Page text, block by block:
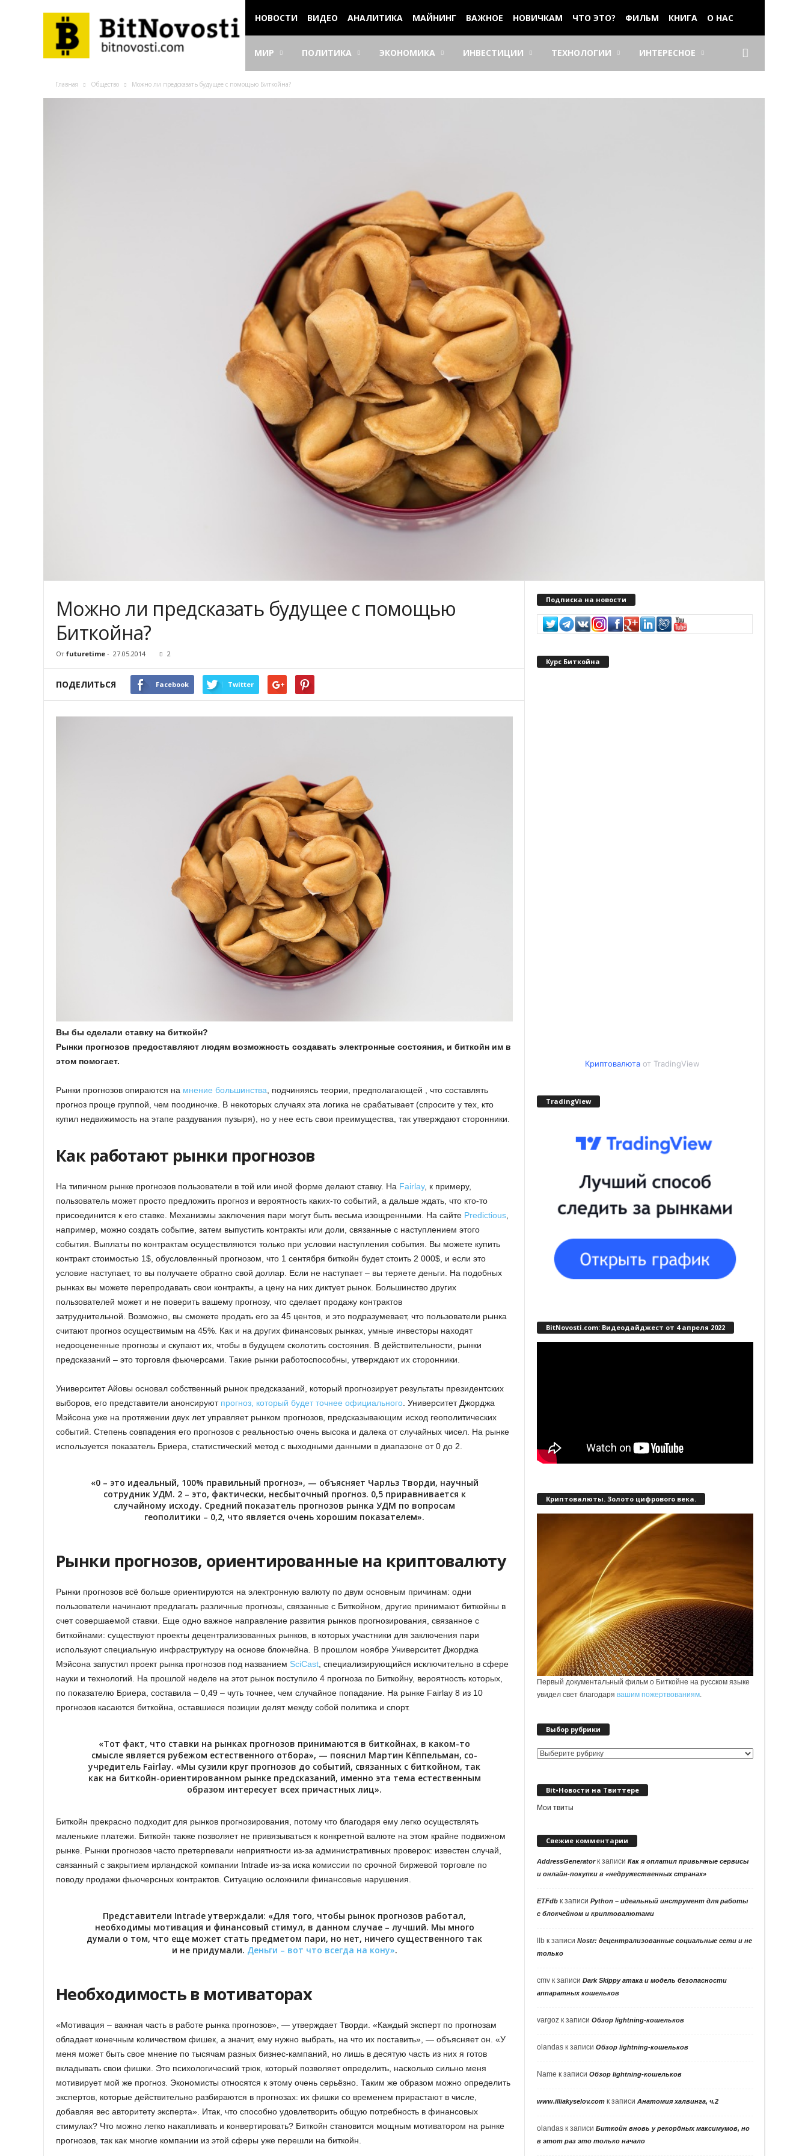
НОВОСТИ ВИДЕО АНАЛИТИКА МАЙНИНГ ВАЖНОЕ НОВИЧКАМ ЧТО ЭТО? ФИЛЬМ КНИГА О НАС
МИР ПОЛИТИКА ЭКОНОМИКА ИНВЕСТИЦИИ ТЕХНОЛОГИИ ИНТЕРЕСНОЕ
Главная Общество Можно ли предсказать будущее с помощью Биткойна?
Можно ли предсказать будущее с помощью
Биткойна?
От futuretime - 27.05.2014 2
ПОДЕЛИТЬСЯ Facebook Twitter
Вы бы сделали ставку на биткойн?
Рынки прогнозов предоставляют людям возможность создавать электронные состояния, и биткойн им в
этом помогает.
Рынки прогнозов опираются на мнение большинства, подчиняясь теории, предполагающей , что составлять
прогноз проще группой, чем поодиночке. В некоторых случаях эта логика не срабатывает (спросите у тех, кто
купил недвижимость на этапе раздувания пузыря), но у нее есть свои преимущества, так утверждают сторонники.
Как работают рынки прогнозов
На типичном рынке прогнозов пользователи в той или иной форме делают ставку. На Fairlay, к примеру,
пользователь может просто предложить прогноз и вероятность каких-то событий, а дальше ждать, что кто-то
присоединится к его ставке. Механизмы заключения пари могут быть весьма изощренными. На сайте Predictious,
например, можно создать событие, затем выпустить контракты или доли, связанные с наступлением этого
события. Выплаты по контрактам осуществляются только при условии наступления события. Вы можете купить
контракт стоимостью 1$, обусловленный прогнозом, что 1 сентября биткойн будет стоить 2 000$, и если это
условие наступает, то вы получаете обратно свой доллар. Если не наступает – вы теряете деньги. На подобных
рынках вы можете перепродавать свои контракты, а цену на них диктует рынок. Большинство других
пользователей может и не поверить вашему прогнозу, что сделает продажу контрактов
затруднительной. Возможно, вы сможете продать его за 45 центов, и это подразумевает, что пользователи рынка
считают прогноз осуществимым на 45%. Как и на других финансовых рынках, умные инвесторы находят
недооцененные прогнозы и скупают их, чтобы в будущем сколотить состояния. В действительности, рынки
предсказаний – это торговля фьючерсами. Такие рынки работоспособны, утверждают их сторонники.
Университет Айовы основал собственный рынок предсказаний, который прогнозирует результаты президентских
выборов, его представители анонсируют прогноз, который будет точнее официального. Университет Джорджа
Мэйсона уже на протяжении двух лет управляет рынком прогнозов, предсказывающим исход геополитических
событий. Степень совпадения его прогнозов с реальностью очень высока и далека от случайных чисел. На рынке
используется показатель Бриера, статистический метод с выходными данными в диапазоне от 0 до 2.
«0 – это идеальный, 100% правильный прогноз», — объясняет Чарльз Творди, научный
сотрудник УДМ. 2 – это, фактически, несбыточный прогноз. 0,5 приравнивается к
случайному исходу. Средний показатель прогнозов рынка УДМ по вопросам
геополитики – 0,2, что является очень хорошим показателем».
Рынки прогнозов, ориентированные на криптовалюту
Рынки прогнозов всё больше ориентируются на электронную валюту по двум основным причинам: одни
пользователи начинают предлагать различные прогнозы, связанные с Биткойном, другие принимают биткойны в
счет совершаемой ставки. Еще одно важное направление развития рынков прогнозирования, связанное с
биткойнами: существуют проекты децентрализованных рынков, в которых участники для заключения пари
используют специальную инфраструктуру на основе блокчейна. В прошлом ноябре Университет Джорджа
Мэйсона запустил проект рынка прогнозов под названием SciCast, специализирующийся исключительно в сфере
науки и технологий. На прошлой неделе на этот рынок поступило 4 прогноза по Биткойну, вероятность которых,
по показателю Бриера, составила – 0,49 – чуть точнее, чем случайное попадание. На рынке Fairlay 8 из 10
прогнозов касаются биткойна, оставшиеся позиции делят между собой политика и спорт.
«Тот факт, что ставки на рынках прогнозов принимаются в биткойнах, в каком-то
смысле является рубежом естественного отбора», — пояснил Мартин Кёппельман, со-
учредитель Fairlay. «Мы сузили круг прогнозов до событий, связанных с биткойном, так
как на биткойн-ориентированном рынке предсказаний, именно эта тема естественным
образом интересует всех причастных лиц».
Биткойн прекрасно подходит для рынков прогнозирования, потому что благодаря ему легко осуществлять
маленькие платежи. Биткойн также позволяет не привязываться к конкретной валюте на этом крайне подвижном
рынке. Рынки прогнозов часто претерпевали неприятности из-за административных проверок: известен случай,
связанный с закрытием ирландской компании Intrade из-за иска комиссии по срочной биржевой торговле по
поводу продажи фьючерсных контрактов. Ситуацию осложнили финансовые нарушения.
Представители Intrade утверждали: «Для того, чтобы рынок прогнозов работал,
необходимы мотивация и финансовый стимул, в данном случае – лучший. Мы много
думали о том, что еще может стать предметом пари, но нет, ничего существенного так
и не придумали. Деньги – вот что всегда на кону».
Необходимость в мотиваторах
«Мотивация – важная часть в работе рынка прогнозов», — утверждает Творди. «Каждый эксперт по прогнозам
обладает конечным количеством фишек, а значит, ему нужно выбрать, на что их поставить», — объясняет он. «У
меня может быть свое мнение по тысячам разных бизнес-кампаний, но лишь в десятую часть из них я готов
вкладывать свои фишки. Это психологический трюк, который позволяет определить, насколько сильно меня
мотивирует мой же прогноз. Экономисты относятся к этому очень серьёзно. Таким же образом можно определить
экспертов, которые действительно разбираются в прогнозах: их фишки со временем прирастают в числе,
добавляя вес авторитету эксперта». Итак, что способно удовлетворить общую потребность в финансовых
стимулах? Что можно легко накапливать и конвертировать? Биткойн становится мощным мотиватором на рынке
прогнозов, так как многие компании из этой сферы уже перешли на биткойн.
Подписка на новости
Курс Биткойна
Криптовалютаот TradingView
TradingView
BitNovosti.com: Видеодайджест от 4 апреля 2022
Криптовалюты. Золото цифрового века.
Первый документальный фильм о Биткойне на русском языке
увидел свет благодарявашим пожертвованиям
Выбор рубрики
Выбор
Bit•Новости на Твиттере
Мои твиты
Свежие комментарии
AddressGeneratorк записиКак я оплатил привычные сервисы
и онлайн-покупки в «недружественных странах»
ETFdb к записиPython – идеальный инструмент для работы
с блокчейном и криптовалютами
llb к записиNostr: децентрализованные социальные сети и не
только
cmv к записиDark Skippy атака и модель безопасности
аппаратных кошельков
vargoz к записиОбзор lightning-кошельков
olandas к записиОбзор lightning-кошельков
Name к записиОбзор lightning-кошельков
www.illiakyselov.com к записиАнатомия халвинга, ч.2
olandas к записиБиткойн вновь у рекордных максимумов, но
в этот раз это только начало